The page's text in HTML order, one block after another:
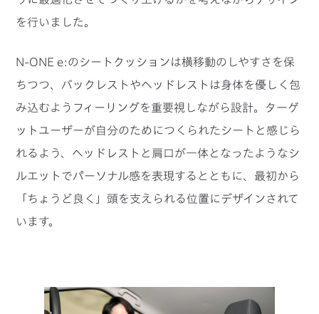
を行いました。
N-ONE e:のシートクッションは横移動のしやすさを保
ちつつ、バックレストやヘッドレストは身体を優しく包
み込むようフィーリングを重要視しながら設計。ターゲ
ットユーザーが自分のためにつくられたシートと感じら
れるよう、ヘッドレストと肩口が一体となったようなシ
ルエットでパーソナル感を表現するとともに、最初から
「ちょうど良く」頭を支えられる位置にデザインされて
います。